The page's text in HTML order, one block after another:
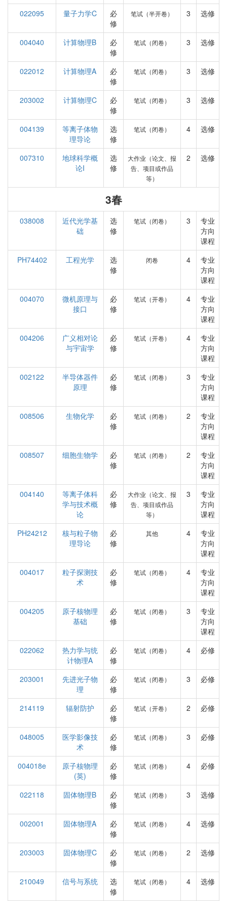
022095 量子力学C
必
修
笔试（半开卷） 3 选修
004040 计算物理B
必
修
笔试（闭卷） 3 选修
022012 计算物理A
必
修
笔试（闭卷） 3 选修
203002 计算物理C
必
修
笔试（闭卷） 3 选修
004139
等离子体物
理导论
选
修
笔试（闭卷） 4 选修
007310
地球科学概
论I
选
修
大作业（论文、报
告、项目或作品
等）
2 选修
3春
038008
近代光学基
础
选
修
笔试（闭卷） 3
专业
方向
课程
PH74402
工程光学
选
修
闭卷 4
专业
方向
课程
004070
微机原理与
接口
必
修
笔试（开卷） 4
专业
方向
课程
004206
广义相对论
与宇宙学
必
修
笔试（开卷） 4
专业
方向
课程
002122
半导体器件
原理
必
修
笔试（闭卷） 3
专业
方向
课程
008506
生物化学
必
修
笔试（闭卷） 2
专业
方向
课程
008507
细胞生物学
必
修
笔试（闭卷） 2
专业
方向
课程
004140
等离子体科
学与技术概
论
必
修
大作业（论文、报
告、项目或作品
等）
3
专业
方向
课程
PH24212
核与粒子物
理导论
必
修
其他 4
专业
方向
课程
004017
粒子探测技
术
必
修
笔试（闭卷） 4
专业
方向
课程
004205
原子核物理
基础
必
修
笔试（闭卷） 3
专业
方向
课程
022062
热力学与统
计物理A
必
修
笔试（闭卷） 4 必修
203001
先进光子物
理
必
修
笔试（闭卷） 3 必修
214119 辐射防护
必
修
笔试（开卷） 2 必修
048005
医学影像技
术
必
修
笔试（闭卷） 3 必修
004018e
原子核物理
(英)
必
修
笔试（闭卷） 4 必修
022118 固体物理B
必
修
笔试（闭卷） 3 选修
002001 固体物理A
必
修
笔试（闭卷） 4 选修
203003 固体物理C
必
修
笔试（闭卷） 2 选修
210049 信号与系统
选
修
笔试（闭卷） 4 选修